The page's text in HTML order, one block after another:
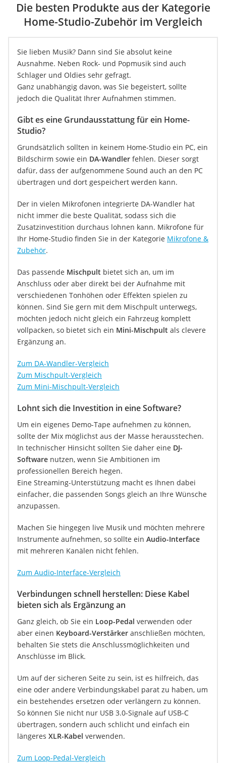
Die besten Produkte aus der Kategorie
Home-Studio-Zubehör im Vergleich
Sie lieben Musik? Dann sind Sie absolut keine
Ausnahme. Neben Rock- und Popmusik sind auch
Schlager und Oldies sehr gefragt.
Ganz unabhängig davon, was Sie begeistert, sollte
jedoch die Qualität Ihrer Aufnahmen stimmen.
Gibt es eine Grundausstattung für ein Home-
Studio?
Grundsätzlich sollten in keinem Home-Studio ein PC, ein
Bildschirm sowie ein DA-Wandler fehlen. Dieser sorgt
dafür, dass der aufgenommene Sound auch an den PC
übertragen und dort gespeichert werden kann.
Der in vielen Mikrofonen integrierte DA-Wandler hat
nicht immer die beste Qualität, sodass sich die
Zusatzinvestition durchaus lohnen kann. Mikrofone für
Ihr Home-Studio finden Sie in der Kategorie Mikrofone &
Zubehör.
Das passende Mischpult bietet sich an, um im
Anschluss oder aber direkt bei der Aufnahme mit
verschiedenen Tonhöhen oder Effekten spielen zu
können. Sind Sie gern mit dem Mischpult unterwegs,
möchten jedoch nicht gleich ein Fahrzeug komplett
vollpacken, so bietet sich ein Mini-Mischpult als clevere
Ergänzung an.
Zum DA-Wandler-Vergleich
Zum Mischpult-Vergleich
Zum Mini-Mischpult-Vergleich
Lohnt sich die Investition in eine Software?
Um ein eigenes Demo-Tape aufnehmen zu können,
sollte der Mix möglichst aus der Masse herausstechen.
In technischer Hinsicht sollten Sie daher eine DJ-
Software nutzen, wenn Sie Ambitionen im
professionellen Bereich hegen.
Eine Streaming-Unterstützung macht es Ihnen dabei
einfacher, die passenden Songs gleich an Ihre Wünsche
anzupassen.
Machen Sie hingegen live Musik und möchten mehrere
Instrumente aufnehmen, so sollte ein Audio-Interface
mit mehreren Kanälen nicht fehlen.
Zum Audio-Interface-Vergleich
Verbindungen schnell herstellen: Diese Kabel
bieten sich als Ergänzung an
Ganz gleich, ob Sie ein Loop-Pedal verwenden oder
aber einen Keyboard-Verstärker anschließen möchten,
behalten Sie stets die Anschlussmöglichkeiten und
Anschlüsse im Blick.
Um auf der sicheren Seite zu sein, ist es hilfreich, das
eine oder andere Verbindungskabel parat zu haben, um
ein bestehendes ersetzen oder verlängern zu können.
So können Sie nicht nur USB 3.0-Signale auf USB-C
übertragen, sondern auch schlicht und einfach ein
längeres XLR-Kabel verwenden.
Zum Loop-Pedal-Vergleich